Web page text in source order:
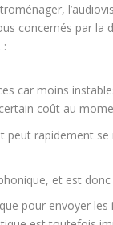
concernés par la
:
car moins
coût au
peut rapidement
et est
pour envoyer